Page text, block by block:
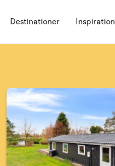
Destinationer Inspiration